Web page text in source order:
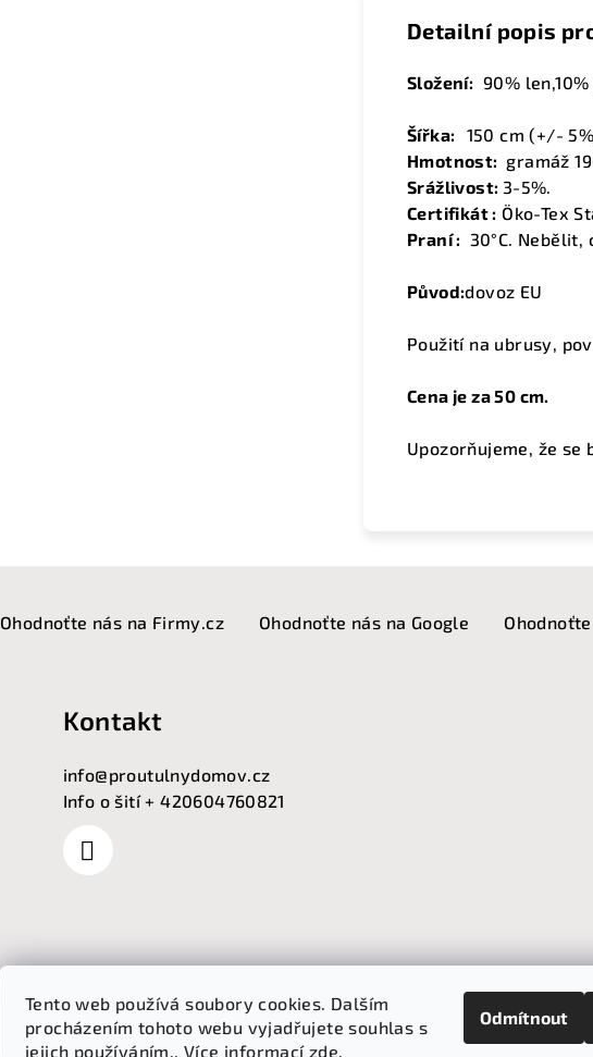
Tento web používá soubory cookies. Dalším
procházením tohoto webu vyjadřujete souhlas s
jejich používáním.. Více informací zde.
Odmítnout
Detailní popis
Složení: 90%
Šířka: 150 cm (+/-
Hmotnost: gramáž
Srážlivost: 3-5%.
Certifikát : Öko-Tex
Praní : 30°C.
Původ:dovoz EU
Použití na ubrusy,
Cena je za 50 cm.
Upozorňujeme, že se
Ohodnoťte nás na Firmy.cz Ohodnoťte nás na Google
Kontakt
info@proutulnydomov.cz
Info o šití + 420604760821